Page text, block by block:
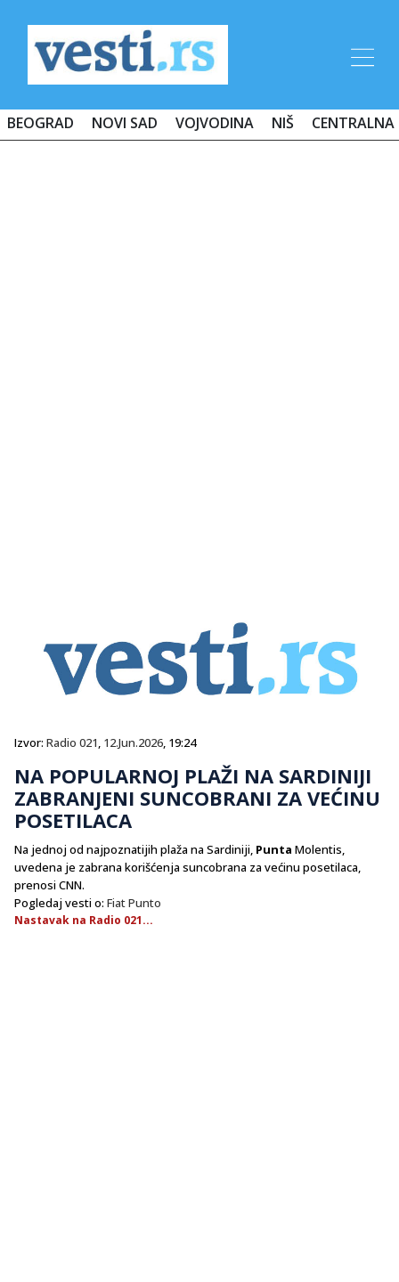
BEOGRAD NOVI SAD VOJVODINA NIŠ CENTRALNA
Izvor: Radio 021, 12.Jun.2026, 19:24
NA POPULARNOJ PLAŽI NA SARDINIJI
ZABRANJENI SUNCOBRANI ZA VEĆINU
POSETILACA
Na jednoj od najpoznatijih plaža na Sardiniji, Punta Molentis,
uvedena je zabrana korišćenja suncobrana za većinu posetilaca,
prenosi CNN.
Pogledaj vesti o: Fiat Punto
Nastavak na Radio 021...